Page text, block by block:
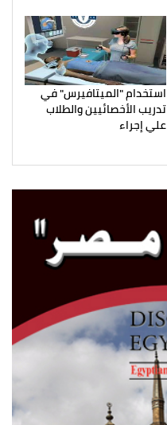
استخدام "الميتافيرس" في
تدريب الأخصائيين والطلاب
علي إجراء